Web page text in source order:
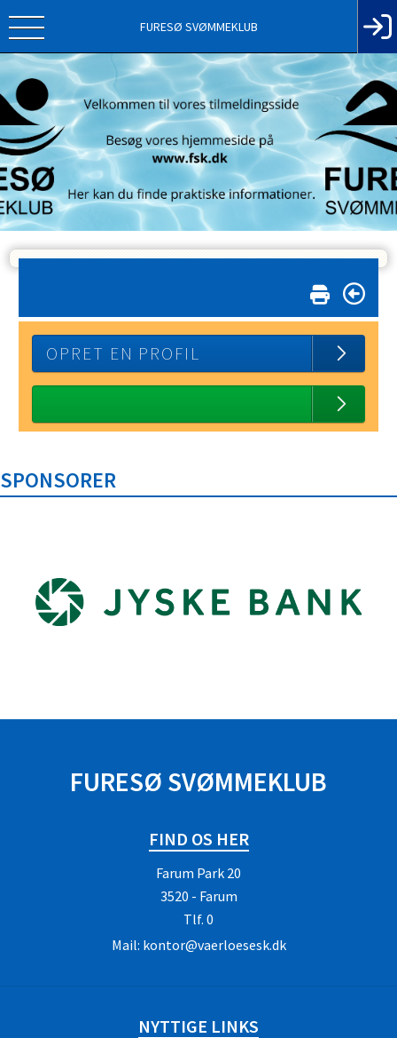
FURESØ SVØMMEKLUB
OPRET EN PROFIL
SPONSORER
FURESØ SVØMMEKLUB
FIND OS HER
Farum Park 20
3520 - Farum
Tlf. 0
Mail: kontor@vaerloesesk.dk
NYTTIGE LINKS